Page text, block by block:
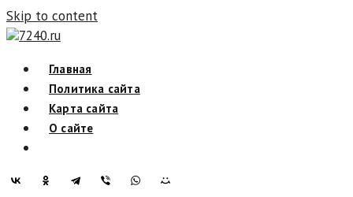
Skip to content
7240.ru
Главная
Политика сайта
Карта сайта
О сайте